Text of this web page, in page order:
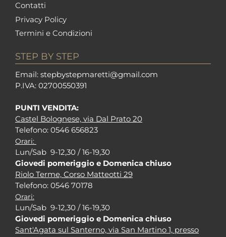
Contatti
Privacy Policy
Termini e Condizioni
STEP BY STEP
Email: stepbystepmaretti@gmail.com
P.IVA: 02700550391
PUNTI VENDITA:
Castel Bolognese, via Dal Prato 20
Telefono: 0546 656823
Orari:
Lun/Sab 9-12,30 / 16-19,30
Giovedi pomeriggio e Domenica chiuso
Riolo Terme, Corso Matteotti 29
Telefono: 0546 70178
Orari:
Lun/Sab 9-12,30 / 16-19,30
Giovedi pomeriggio e Domenica chiuso
Sant'Agata sul Santerno, via San Martino 1, presso